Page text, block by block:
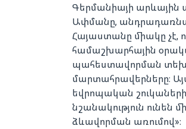
Գերմանիայի արևային
Ափմանը,
Հայաստանը միակը չէ,
համաշխարհային
պահեստավորման
մարտահրավերները։
եվրոպական
նշանակություն
ձևավորման առումով»։